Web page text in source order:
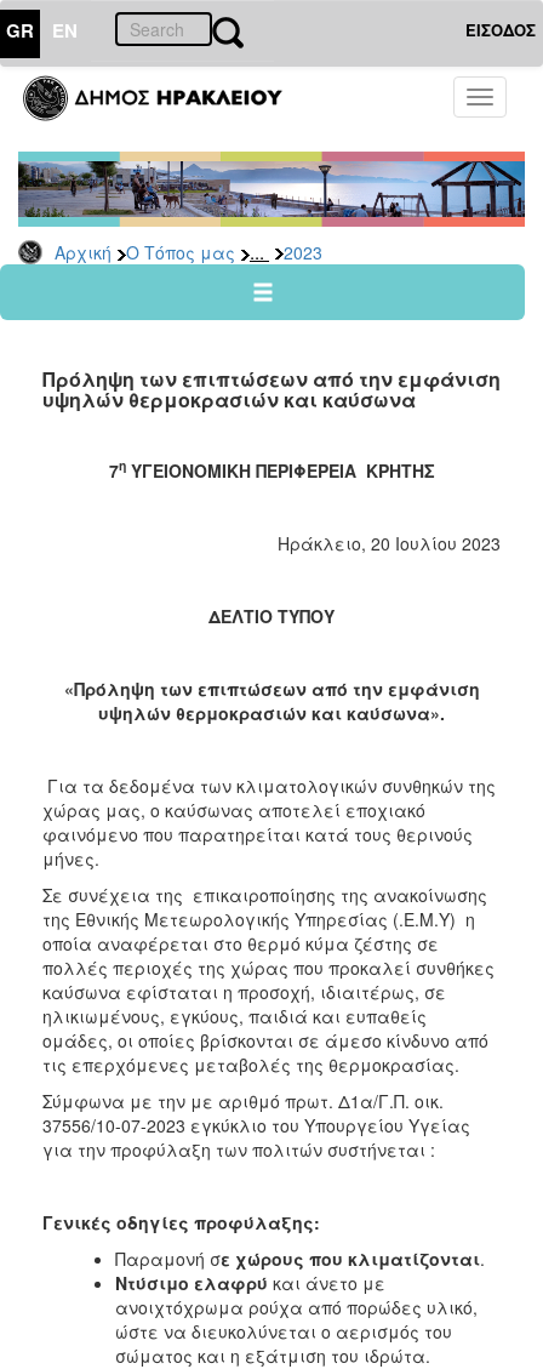
GR EN ΕΙΣΟΔΟΣ
Toggle
Αρχική Ο Τόπος μας ... 2023
ΤΟΠΟΣ
ΜΑΣ
Ανακοινώσεις
Αρχείο
2026
2024
2022
2020
2012
2011
ΔΗΜΟΣ
ΠΟΛΙΤΙΣΜΟΣ
ΑΝΘΕΚΤΙΚΗ
ΠΟΛΗ
Πρόληψη των επιπτώσεων από την εμφάνιση
υψηλών θερμοκρασιών και καύσωνα
7ηΥΓΕΙΟΝΟΜΙΚΗ ΠΕΡΙΦΕΡΕΙΑ ΚΡΗΤΗΣ
Ηράκλειο, 20 Ιουλίου 2023
ΔΕΛΤΙΟ ΤΥΠΟΥ
«Πρόληψη των επιπτώσεων από την εμφάνιση
υψηλών θερμοκρασιών και καύσωνα».
Για τα δεδομένα των κλιματολογικών συνθηκών της
χώρας μας, ο καύσωνας αποτελεί εποχιακό
φαινόμενο που παρατηρείται κατά τους θερινούς
μήνες.
Σε συνέχεια της επικαιροποίησης της ανακοίνωσης
της Εθνικής Μετεωρολογικής Υπηρεσίας (.Ε.Μ.Υ) η
οποία αναφέρεται στο θερμό κύμα ζέστης σε
πολλές περιοχές της χώρας που προκαλεί συνθήκες
καύσωνα εφίσταται η προσοχή, ιδιαιτέρως, σε
ηλικιωμένους, εγκύους, παιδιά και ευπαθείς
ομάδες, οι οποίες βρίσκονται σε άμεσο κίνδυνο από
τις επερχόμενες μεταβολές της θερμοκρασίας.
Σύμφωνα με την με αριθμό πρωτ. Δ1α/Γ.Π. οικ.
37556/10-07-2023 εγκύκλιο του Υπουργείου Υγείας
για την προφύλαξη των πολιτών συστήνεται :
Γενικές οδηγίες προφύλαξης:
Παραμονή σε χώρους που κλιματίζονται.
Ντύσιμο ελαφρύ και άνετο με
ανοιχτόχρωμα ρούχα από πορώδες υλικό,
ώστε να διευκολύνεται ο αερισμός του
σώματος και η εξάτμιση του ιδρώτα.